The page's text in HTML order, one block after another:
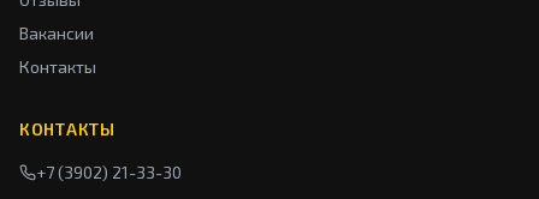
Вакансии
Контакты
КОНТАКТЫ
+7 (3902) 21-33-30